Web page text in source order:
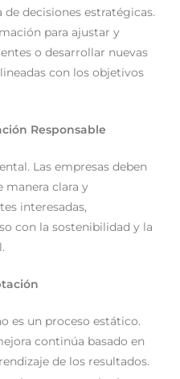
decisiones estratégicas.
para ajustar y
o desarrollar nuevas
con los objetivos
Responsable
Las empresas deben
manera clara y
interesadas,
con la sostenibilidad y la
es un proceso estático.
continúa basado en
de los resultados.